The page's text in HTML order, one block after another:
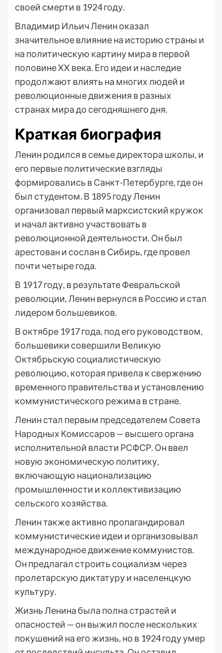
своей смерти в 1924 году.
Владимир Ильич Ленин оказал
значительное влияние на историю страны и
на политическую картину мира в первой
половине XX века. Его идеи и наследие
продолжают влиять на многих людей и
революционные движения в разных
странах мира до сегодняшнего дня.
Краткая биография
Ленин родился в семье директора школы, и
его первые политические взгляды
формировались в Санкт-Петербурге, где он
был студентом. В 1895 году Ленин
организовал первый марксистский кружок
и начал активно участвовать в
революционной деятельности. Он был
арестован и сослан в Сибирь, где провел
почти четыре года.
В 1917 году, в результате Февральской
революции, Ленин вернулся в Россию и стал
лидером большевиков.
В октябре 1917 года, под его руководством,
большевики совершили Великую
Октябрьскую социалистическую
революцию, которая привела к свержению
временного правительства и установлению
коммунистического режима в стране.
Ленин стал первым председателем Совета
Народных Комиссаров — высшего органа
исполнительной власти РСФСР. Он ввел
новую экономическую политику,
включающую национализацию
промышленности и коллективизацию
сельского хозяйства.
Ленин также активно пропагандировал
коммунистические идеи и организовывал
международное движение коммунистов.
Он предлагал строить социализм через
пролетарскую диктатуру и населенцкую
культуру.
Жизнь Ленина была полна страстей и
опасностей — он выжил после нескольких
покушений на его жизнь, но в 1924 году умер